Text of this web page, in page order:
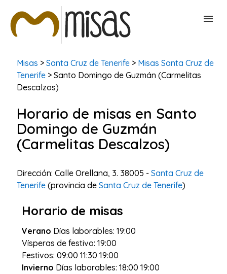
BUSCAR MISAS
CONTACTAR
Misas > Santa Cruz de Tenerife > Misas Santa Cruz de
Tenerife > Santo Domingo de Guzmán (Carmelitas
Descalzos)
Horario de misas en Santo
Domingo de Guzmán
(Carmelitas Descalzos)
Dirección: Calle Orellana, 3. 38005 - Santa Cruz de
Tenerife (provincia de Santa Cruz de Tenerife)
Horario de misas
Verano Días laborables: 19:00
Vísperas de festivo: 19:00
Festivos: 09:00 11:30 19:00
Invierno Días laborables: 18:00 19:00